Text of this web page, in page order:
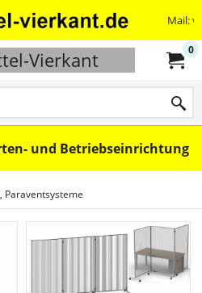
Mail:
Vierkant 0
und Betriebseinrichtung
Paraventsysteme